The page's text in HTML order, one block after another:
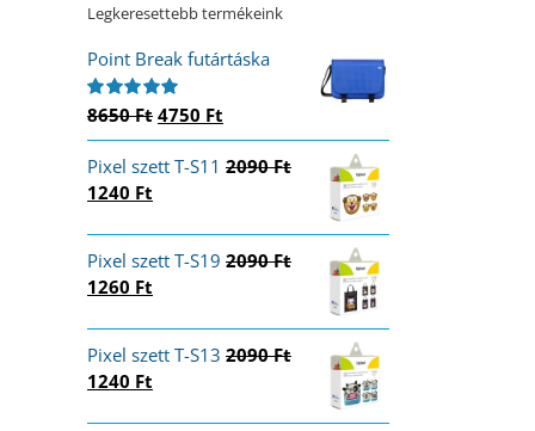
Legkeresettebb termékeink
Point Break futártáska
Értékelés:
8650Ft Original
price
was:
4750 Ft
price
is:
Pixel szett T-S11 2090Ft
Original
2090 Ft.
1240 Ft
1240 Ft.
Pixel szett T-S19 2090Ft
Original
2090 Ft.
1260 Ft
1260 Ft.
Pixel szett T-S13 2090Ft
Original
1240 Ft